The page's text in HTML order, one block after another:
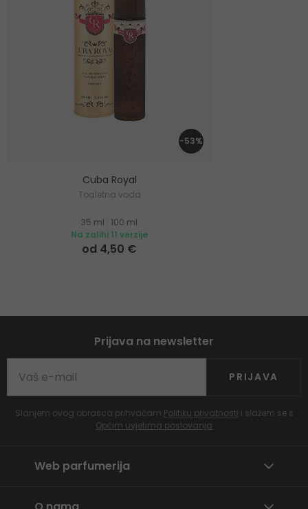
-53%
Cuba Royal
Toaletna voda
35 ml
100 ml
Na zalihi 11 verzije
od 4,50 €
Prijava na newsletter
PRIJAVA
Slanjem ovog obrasca prihvaćam Politiku privatnosti i slažem se s
Općim uvjetima poslovanja
Web parfumerija